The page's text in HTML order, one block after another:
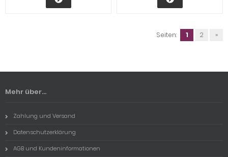
Seiten: 1 2 »
Mehr über...
Zahlung und Versand
Datenschutzerklärung
AGB und Kundeninformationen